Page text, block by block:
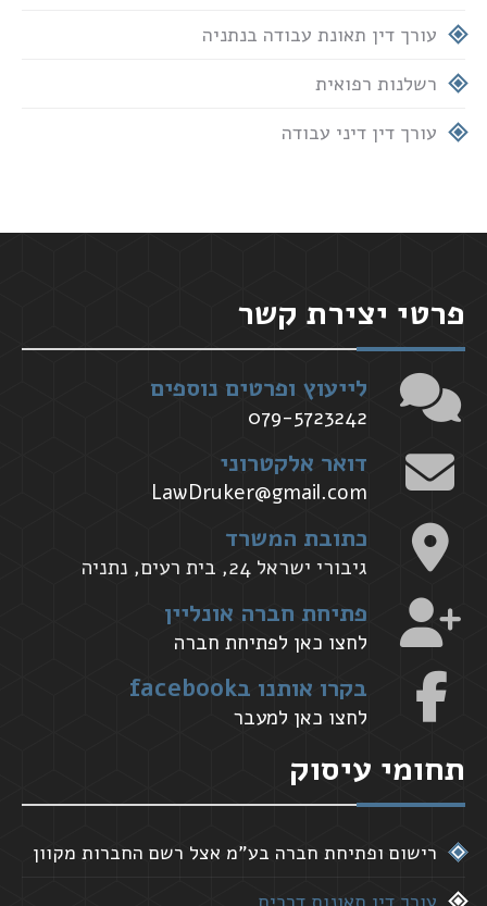
עורך דין תאונת עבודה בנתניה
רשלנות רפואית
עורך דין דיני עבודה
פרטי יצירת קשר
לייעוץ ופרטים נוספים
079-5723242
דואר אלקטרוני
LawDruker@gmail.com
כתובת המשרד
גיבורי ישראל 24, בית רעים, נתניה
פתיחת חברה אונליין
לחצו כאן לפתיחת חברה
בקרו אותנו בfacebook
לחצו כאן למעבר
תחומי עיסוק
רישום ופתיחת חברה בע"מ אצל רשם החברות מקוון